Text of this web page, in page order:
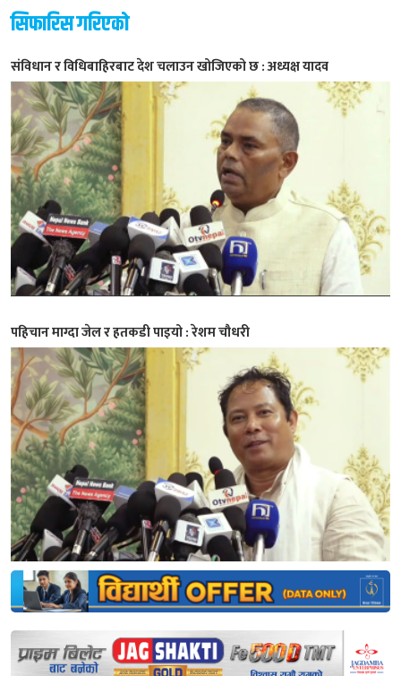
सिफारिस गरिएको
संविधान र विधिबाहिरबाट देश चलाउन खोजिएको छ : अध्यक्ष यादव
पहिचान माग्दा जेल र हतकडी पाइयो : रेशम चौधरी